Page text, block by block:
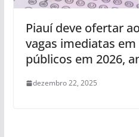
Piauí deve ofertar
vagas imediatas
públicos em 2026,
dezembro 22, 2025